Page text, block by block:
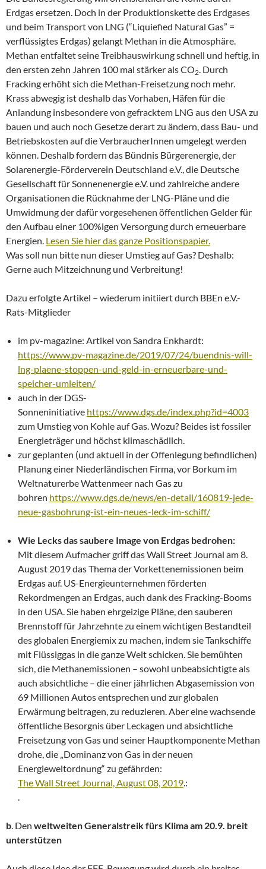
Erdgas ersetzen. Doch in der Produktionskette des Erdgases
und beim Transport von LNG (“Liquiefied Natural Gas” =
verflüssigtes Erdgas) gelangt Methan in die Atmosphäre.
Methan entfaltet seine Treibhauswirkung schnell und heftig, in
den ersten zehn Jahren 100 mal stärker als CO2. Durch
Fracking erhöht sich die Methan-Freisetzung noch mehr.
Krass abwegig ist deshalb das Vorhaben, Häfen für die
Anlandung insbesondere von gefracktem LNG aus den USA zu
bauen und auch noch Gesetze derart zu ändern, dass Bau- und
Betriebskosten auf die VerbraucherInnen umgelegt werden
können. Deshalb fordern das Bündnis Bürgerenergie, der
Solarenergie-Förderverein Deutschland e.V., die Deutsche
Gesellschaft für Sonnenenergie e.V. und zahlreiche andere
Organisationen die Rücknahme der LNG-Pläne und die
Umwidmung der dafür vorgesehenen öffentlichen Gelder für
den Aufbau einer 100%igen Versorgung durch erneuerbare
Energien. Lesen Sie hier das ganze Positionspapier.
Was soll nun bitte nun dieser Umstieg auf Gas? Deshalb:
Gerne auch Mitzeichnung und Verbreitung!
Dazu erfolgte Artikel – wiederum initiiert durch BBEn e.V.-
Rats-Mitglieder
im pv-magazine: Artikel von Sandra Enkhardt:
https://www.pv-magazine.de/2019/07/24/buendnis-will-
lng-plaene-stoppen-und-geld-in-erneuerbare-und-
speicher-umleiten/
auch in der DGS-
Sonneninitiative https://www.dgs.de/index.php?id=4003
zum Umstieg von Kohle auf Gas. Wozu? Beides ist fossiler
Energieträger und höchst klimaschädlich.
zur geplanten (und aktuell in der Offenlegung befindlichen)
Planung einer Niederländischen Firma, vor Borkum im
Weltnaturerbe Wattenmeer nach Gas zu
bohren https://www.dgs.de/news/en-detail/160819-jede-
neue-gasbohrung-ist-ein-neues-leck-im-schiff/
Wie Lecks das saubere Image von Erdgas bedrohen:
Mit diesem Aufmacher griff das Wall Street Journal am 8.
August 2019 das Thema der Vorkettenemissionen beim
Erdgas auf. US-Energieunternehmen förderten
Rekordmengen an Erdgas, auch dank des Fracking-Booms
in den USA. Sie haben ehrgeizige Pläne, den sauberen
Brennstoff für Jahrzehnte zu einem wichtigen Bestandteil
des globalen Energiemix zu machen, indem sie Tankschiffe
mit Flüssiggas in die ganze Welt schicken. Sie bemühten
sich, die Methanemissionen – sowohl unbeabsichtigte als
auch absichtliche – die einer jährlichen Abgasemission von
69 Millionen Autos entsprechen und zur globalen
Erwärmung beitragen, zu reduzieren. Aber eine wachsende
öffentliche Besorgnis über Leckagen und absichtliche
Freisetzung von Gas und seiner Hauptkomponente Methan
drohe, die „Dominanz von Gas in der neuen
Energieweltordnung“ zu gefährden:
The Wall Street Journal, August 08, 2019.:
.
b. Den weltweiten Generalstreik fürs Klima am 20.9. breit
unterstützen